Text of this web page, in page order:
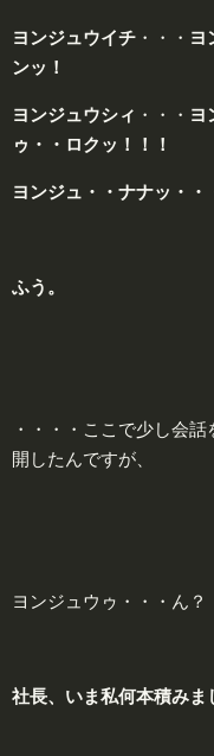
ヨンジュウイチ ・・・ ヨ
ンッ！
ヨンジュウシィ ・・・ ヨ
ゥ・・ロクッ！！！
ヨンジュ・・ナナッ・・
ふう。
・・・・ここで少し会
開したんですが、
ヨンジュウゥ・・・ん？
社長、いま私何本積みま